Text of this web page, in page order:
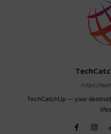
https://
TechCatchUp — your